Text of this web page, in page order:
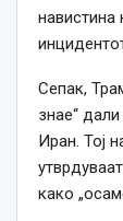
навистина
Сепак,
знае“
Иран. Тој
како